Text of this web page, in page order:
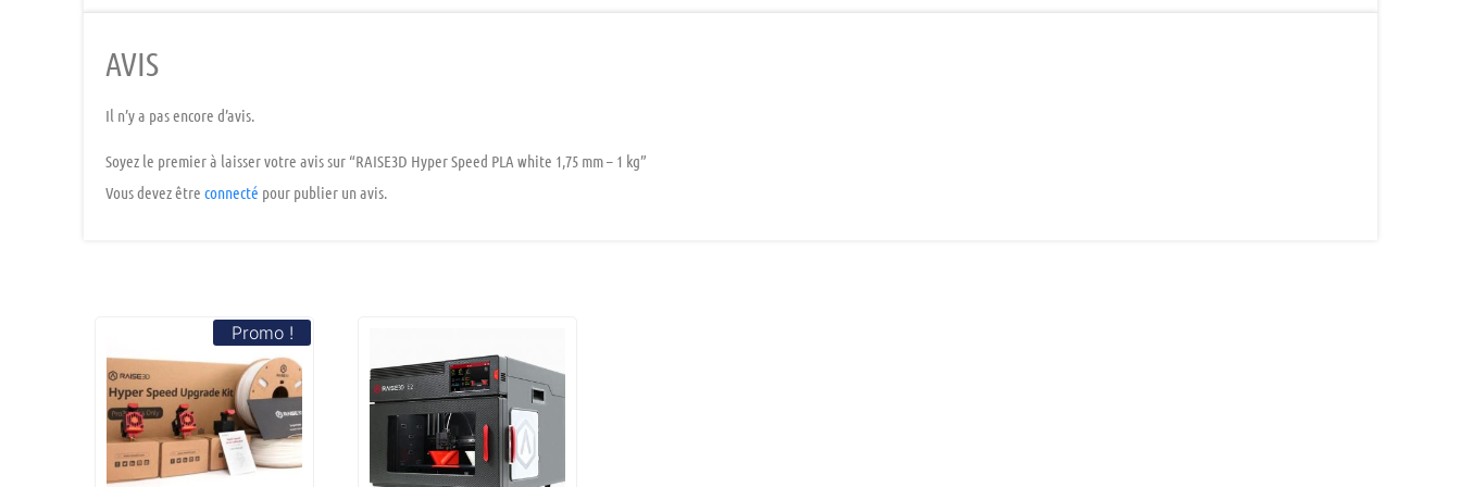
AVIS
Il n’y a pas encore d’avis.
Soyez le premier à laisser votre avis sur “RAISE3D Hyper Speed PLA white 1,75 mm – 1 kg”
Vous devez êtreconnecté pour publier un avis.
Promo !